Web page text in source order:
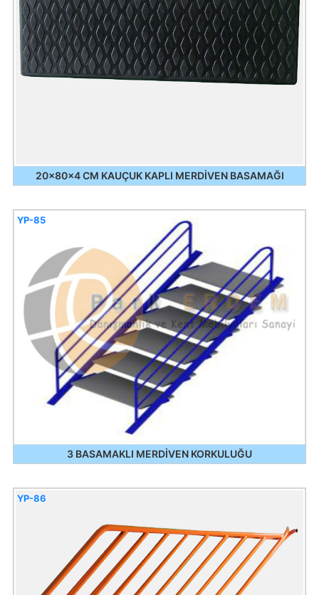
20x80x4 CM KAUÇUK KAPLI MERDİVEN BASAMAĞI
3 BASAMAKLI MERDİVEN KORKULUĞU
YP-85
YP-86